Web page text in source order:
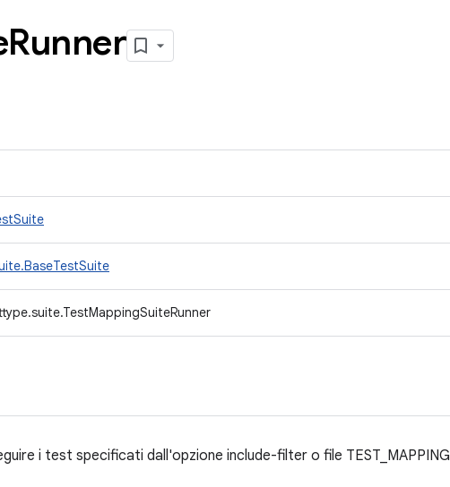
Runner
i test specificati dall'opzione include-filter o file TEST_MAPPING